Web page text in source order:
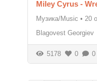
Miley Cyrus -
Музика/Music • 20
Blagovest Georgiev
5178 0 0